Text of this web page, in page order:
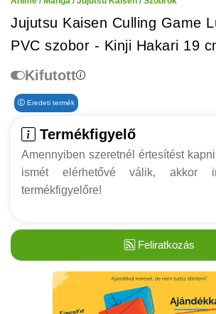
Jujutsu Kaisen Culling Game
PVC szobor - Kinji Hakari 19
Kifutott
Eredeti termék
Termékfigyelő
Amennyiben szeretnél értesítést
ismét elérhetővé válik, akkor
termékfigyelőre!
Feliratkozás